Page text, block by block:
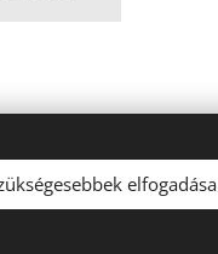
elfogadása